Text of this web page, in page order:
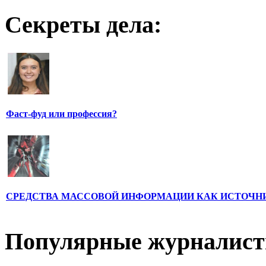
Секреты дела:
Фаст-фуд или профессия?
СРЕДСТВА МАССОВОЙ ИНФОРМАЦИИ КАК
Популярные